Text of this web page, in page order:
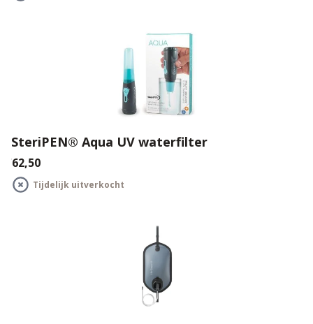
SteriPEN® Aqua UV waterfilter
€62,50
Tijdelijk uitverkocht